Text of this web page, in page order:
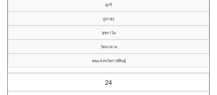
สุกรี
ภูนาสุง
สุขกาโม
วัดนาตาล
คณะจังหวัดกาฬสินธุ์
24